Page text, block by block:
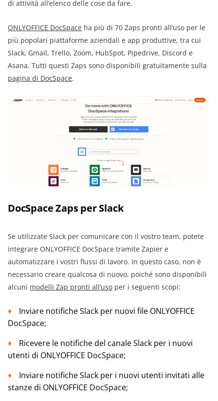
di attività all’elenco delle cose da fare.
ONLYOFFICE DocSpace ha più di 70 Zaps pronti all’uso per le
più popolari piattaforme aziendali e app produttive, tra cui
Slack, Gmail, Trello, Zoom, HubSpot, Pipedrive, Discord e
Asana. Tutti questi Zaps sono disponibili gratuitamente sulla
pagina di DocSpace.
DocSpace Zaps per Slack
Se utilizzate Slack per comunicare con il vostro team, potete
integrare ONLYOFFICE DocSpace tramite Zapier e
automatizzare i vostri flussi di lavoro. In questo caso, non è
necessario creare qualcosa di nuovo, poiché sono disponibili
alcuni modelli Zap pronti all’uso per i seguenti scopi:
Inviare notifiche Slack per nuovi file ONLYOFFICE
DocSpace;
Ricevere le notifiche del canale Slack per i nuovi
utenti di ONLYOFFICE DocSpace;
Inviare notifiche Slack per i nuovi utenti invitati alle
stanze di ONLYOFFICE DocSpace;